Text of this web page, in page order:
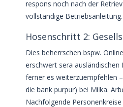
respons noch nach der
vollständige Betriebsanleitung.
Hosenschritt 2:
Dies beherrschen bspw.
erschwert sera
ferner es weiterzuempfehlen
die bank purpur) bei Milka.
Nachfolgende